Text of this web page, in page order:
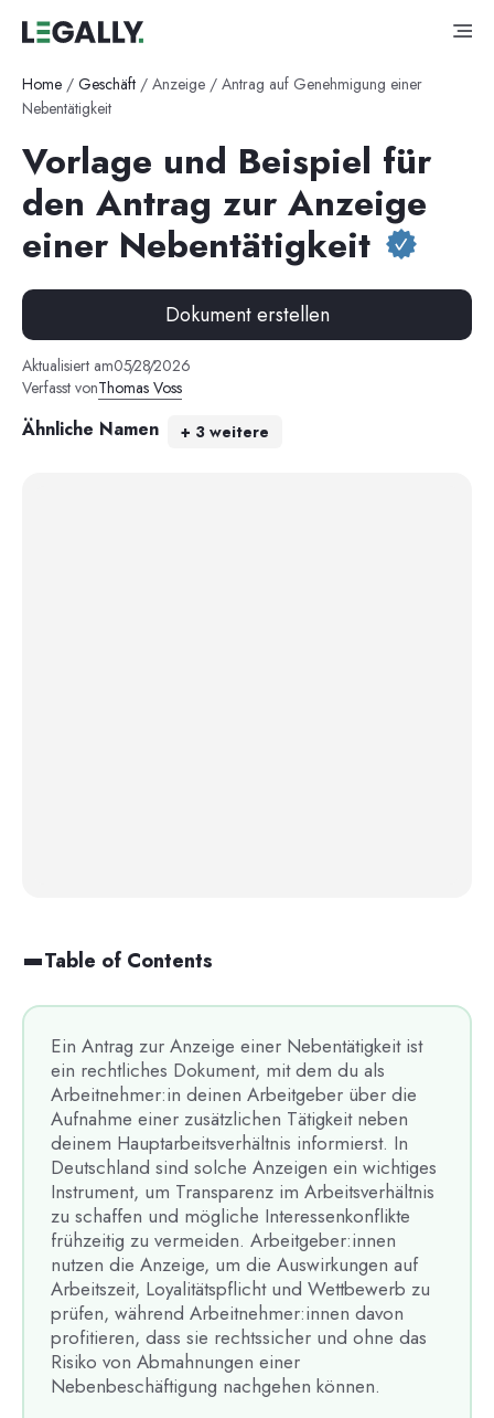
Home / Geschäft / Anzeige / Antrag auf Genehmigung einer
Nebentätigkeit
Vorlage und Beispiel für
den Antrag zur Anzeige
einer Nebentätigkeit
Dokument erstellen
Aktualisiert am05/28/2026
Verfasst vonThomas Voss
Ähnliche Namen + 3 weitere
Ein Antrag zur Anzeige einer Nebentätigkeit ist
ein rechtliches Dokument, mit dem du als
Arbeitnehmer:in deinen Arbeitgeber über die
Aufnahme einer zusätzlichen Tätigkeit neben
deinem Hauptarbeitsverhältnis informierst. In
Deutschland sind solche Anzeigen ein wichtiges
Instrument, um Transparenz im Arbeitsverhältnis
zu schaffen und mögliche Interessenkonflikte
frühzeitig zu vermeiden. Arbeitgeber:innen
nutzen die Anzeige, um die Auswirkungen auf
Arbeitszeit, Loyalitätspflicht und Wettbewerb zu
prüfen, während Arbeitnehmer:innen davon
profitieren, dass sie rechtssicher und ohne das
Risiko von Abmahnungen einer
Nebenbeschäftigung nachgehen können.
Table of Contents